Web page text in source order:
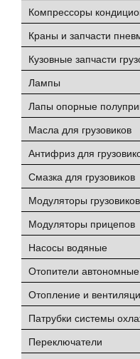
Компрессоры
Краны и запчасти
Кузовные запчасти
Лампы
Лапы опорные
Масла для грузовиков
Антифриз для
Смазка для грузовиков
Модуляторы грузовиков
Модуляторы прицепов
Насосы водяные
Отопители автономные
Отопление и
Патрубки системы
Переключатели